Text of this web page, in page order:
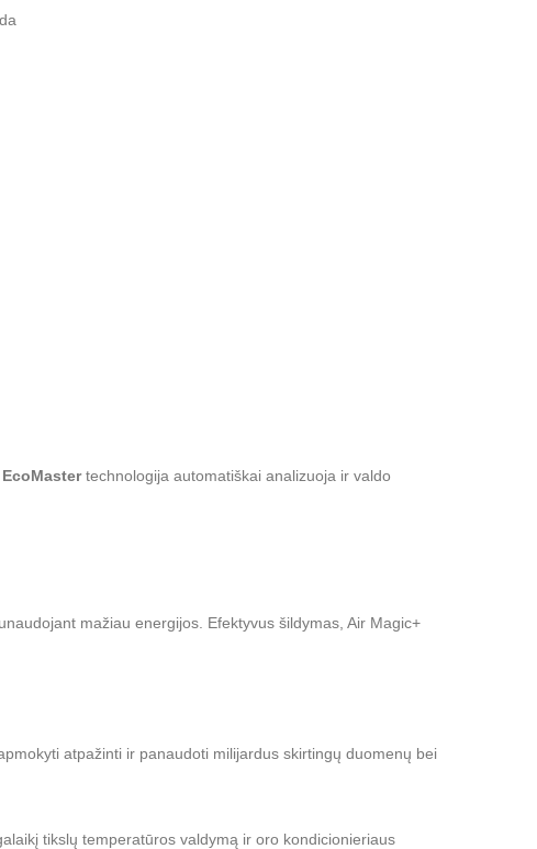
EcoMastertechnologija automatiškai analizuoja ir valdo
mažiau energijos. Efektyvus šildymas, Air Magic+
atpažinti ir panaudoti milijardus skirtingų duomenų bei
tikslų temperatūros valdymą ir oro kondicionieriaus